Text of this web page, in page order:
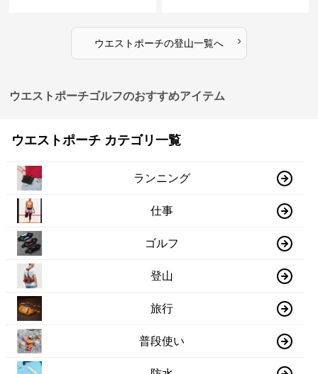
ウエストポーチの登山一覧へ ›
ウエストポーチゴルフのおすすめアイテム
ウエストポーチ カテゴリ一覧
ランニング
仕事
ゴルフ
登山
旅行
普段使い